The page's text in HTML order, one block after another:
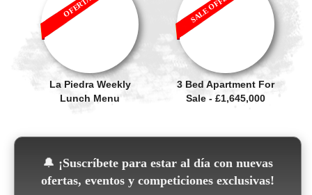
La Piedra Weekly
Lunch Menu
OFERTA
3 Bed Apartment For
Sale - £1,645,000
🔔 ¡Suscríbete para estar al día con nuevas
ofertas, eventos y competiciones exclusivas!